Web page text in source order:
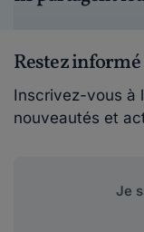
Restez informé
Inscrivez-vous à
nouveautés et